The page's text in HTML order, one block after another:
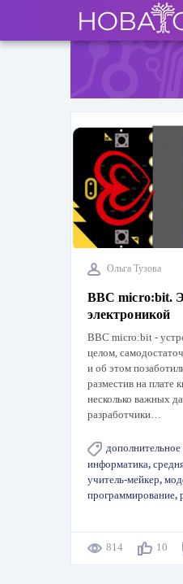
основному
User
account
Ольга Тузова
BBC micro:bit.
электроникой
BBC micro:bit -
целом,
и об этом
разместив на плате
несколько важных
разработчики…
информатика,
учитель-мейкер,
программирование,
814 10